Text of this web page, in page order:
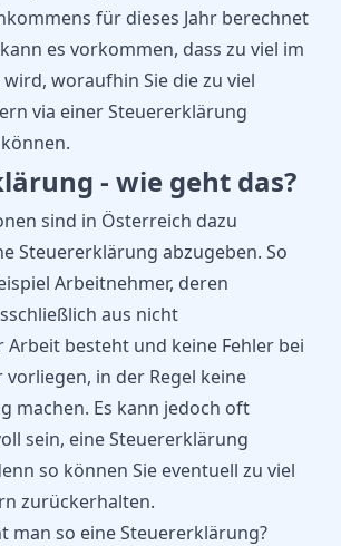
für dieses Jahr berechnet
es vorkommen, dass zu viel im
woraufhin Sie die zu viel
via einer Steuererklärung
- wie geht das?
sind in Österreich dazu
Steuererklärung abzugeben. So
Arbeitnehmer, deren
aus nicht
besteht und keine Fehler bei
in der Regel keine
machen. Es kann jedoch oft
sein, eine Steuererklärung
so können Sie eventuell zu viel
zurückerhalten.
man so eine Steuererklärung?